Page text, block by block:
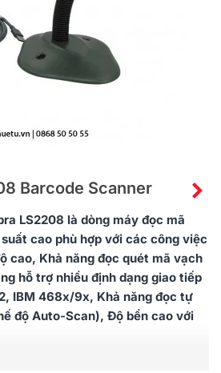
Barcode Scanner
LS2208 là dòng máy đọc mã
cao phù hợp với các công việc
cao, Khả năng đọc quét mã vạch
hỗ trợ nhiều định dạng giao tiếp
IBM 468x/9x, Khả năng đọc tự
độ Auto-Scan), Độ bền cao với